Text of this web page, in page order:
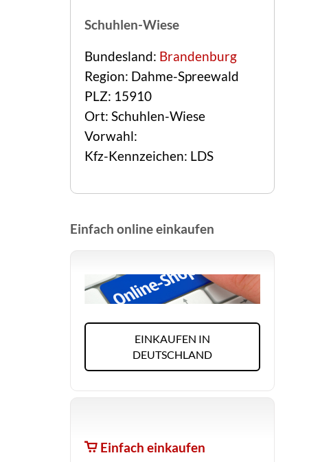
Schuhlen-Wiese
Bundesland: Brandenburg
Region: Dahme-Spreewald
PLZ: 15910
Ort: Schuhlen-Wiese
Vorwahl:
Kfz-Kennzeichen: LDS
Einfach online einkaufen
EINKAUFEN IN
DEUTSCHLAND
Einfach einkaufen